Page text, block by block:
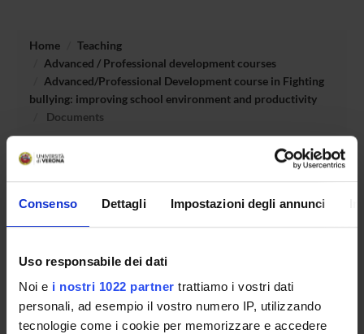
Consenso Dettagli Impostazioni degli annunci
Uso responsabile dei dati
Noi e i nostri 1022 partner trattiamo i vostri dati
personali, ad esempio il vostro numero IP, utilizzando
tecnologie come i cookie per memorizzare e accedere
Home
Teaching
Advanced / Professional development courses
Advanced/Professional Development course in Fighting
bullying: improving school environment and productivity
Documents
Degree Programme
Courses
Notices
Governing bodies